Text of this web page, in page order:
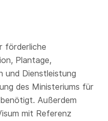
förderliche
Plantage,
und Dienstleistung
des Ministeriums für
Außerdem
mit Referenz